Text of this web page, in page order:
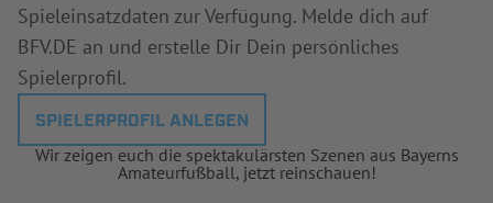
Spieleinsatzdaten zur Verfügung. Melde dich auf
BFV.DE an und erstelle Dir Dein persönliches
Spielerprofil.
SPIELERPROFIL ANLEGEN
Wir zeigen euch die spektakulärsten Szenen aus Bayerns
Amateurfußball, jetzt reinschauen!